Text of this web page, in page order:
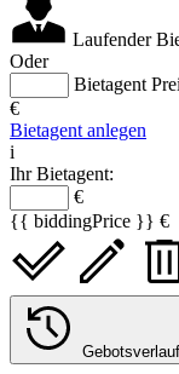
Laufender
Oder
Bietagent
€
Bietagent anlegen
i
Ihr Bietagent:
€
{{ biddingPrice }} €